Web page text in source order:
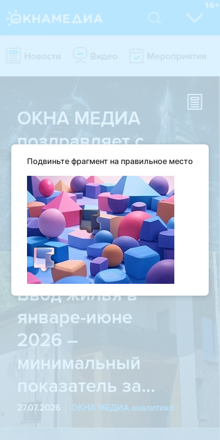
Подвиньте фрагмент на правильное место